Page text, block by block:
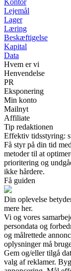
Lejemål
Lager
Læring
Beskæftigelse
Kapital
Data
Hvem er vi
Henvendelse
PR
Eksponering
Min konto
Mailnyt
Affiliate
Tip redaktionen
Effektiv tidsstyring:
Få styr på din tid
metoder til at
prioritering og
ikke hårdere.
Få guiden
Din oplevelse
mere her.
Vi og vores
persondata og
og målrettede
oplysninger må
Gem og/eller tilgå
valg af reklamer.